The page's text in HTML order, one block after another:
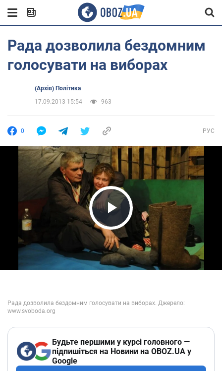
Рада дозволила бездомним
голосувати на виборах
(Архів) Політика
17.09.2013 15:54
963
0 РУС
Play Video
Будьте першими у курсі головного —
підпишіться на Новини на OBOZ.UA у
Google